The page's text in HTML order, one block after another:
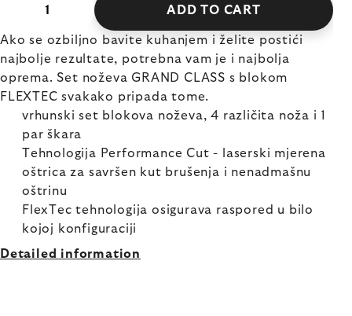
ADD TO CART
Ako se ozbiljno bavite kuhanjem i želite postići
najbolje rezultate, potrebna vam je i najbolja
oprema. Set noževa GRAND CLASS s blokom
FLEXTEC svakako pripada tome.
vrhunski set blokova noževa, 4 različita noža i 1
par škara
Tehnologija Performance Cut - laserski mjerena
oštrica za savršen kut brušenja i nenadmašnu
oštrinu
FlexTec tehnologija osigurava raspored u bilo
kojoj konfiguraciji
Detailed information